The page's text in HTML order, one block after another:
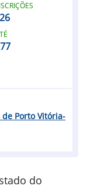
do
Porto Vitória-